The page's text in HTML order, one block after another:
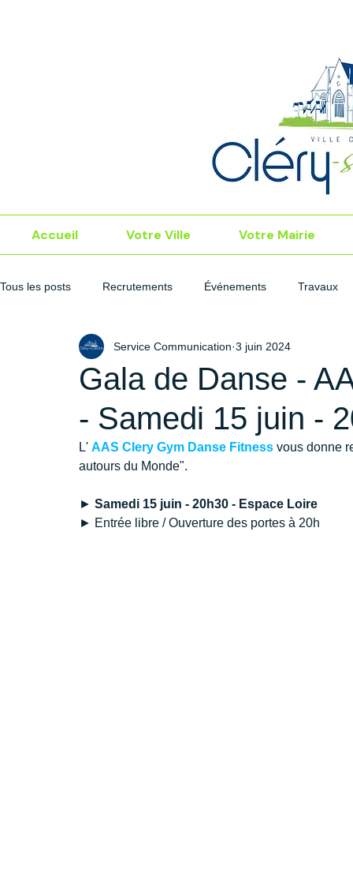
Accueil Votre Ville Votre Mairie
Tous les posts Recrutements Événements Travaux
Gala de Danse -
- Samedi 15 juin -
Service Communication 3 juin 2024
L' AAS Clery Gym Danse Fitness vous donne
autours du Monde".
► Samedi 15 juin - 20h30 - Espace Loire
► Entrée libre / Ouverture des portes à 20h